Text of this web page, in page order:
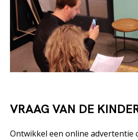
VRAAG VAN DE
Ontwikkel een online advertentie